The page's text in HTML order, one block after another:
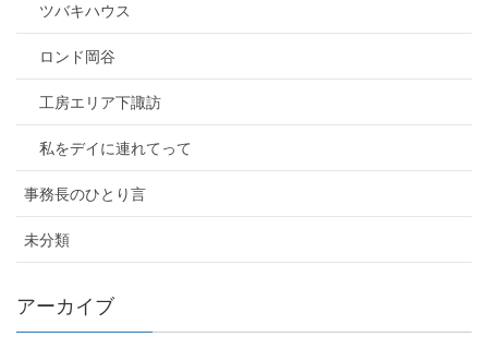
ツバキハウス
ロンド岡谷
工房エリア下諏訪
私をデイに連れてって
事務長のひとり言
未分類
アーカイブ